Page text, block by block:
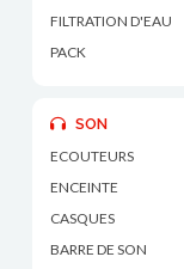
FILTRATION D'EAU
PACK
SON
ECOUTEURS
ENCEINTE
CASQUES
BARRE DE SON